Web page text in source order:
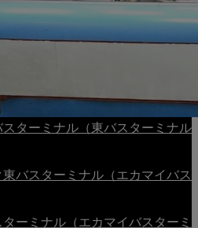
スターミナル（東バスターミナル
バスターミナル（エカマイバス
ーミナル（エカマイバスターミ